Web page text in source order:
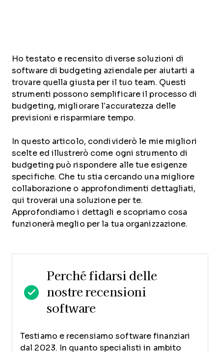
Ho testato e recensito diverse soluzioni di
software di budgeting aziendale per aiutarti a
trovare quella giusta per il tuo team. Questi
strumenti possono semplificare il processo di
budgeting, migliorare l’accuratezza delle
previsioni e risparmiare tempo.
In questo articolo, condividerò le mie migliori
scelte ed illustrerò come ogni strumento di
budgeting può rispondere alle tue esigenze
specifiche. Che tu stia cercando una migliore
collaborazione o approfondimenti dettagliati,
qui troverai una soluzione per te.
Approfondiamo i dettagli e scopriamo cosa
funzionerà meglio per la tua organizzazione.
Perché fidarsi delle
nostre recensioni
software
Testiamo e recensiamo software finanziari
dal 2023. In quanto specialisti in ambito